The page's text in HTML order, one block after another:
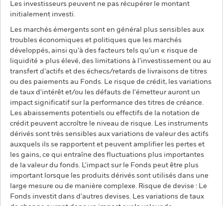
Les investisseurs peuvent ne pas récupérer le montant
initialement investi.
Les marchés émergents sont en général plus sensibles aux
troubles économiques et politiques que les marchés
développés, ainsi qu’à des facteurs tels qu’un « risque de
liquidité » plus élevé, des limitations à l’investissement ou au
transfert d’actifs et des échecs/retards de livraisons de titres
ou des paiements au Fonds. Le risque de crédit, les variations
de taux d'intérêt et/ou les défauts de l'émetteur auront un
impact significatif sur la performance des titres de créance.
Les abaissements potentiels ou effectifs de la notation de
crédit peuvent accroître le niveau de risque. Les instruments
dérivés sont très sensibles aux variations de valeur des actifs
auxquels ils se rapportent et peuvent amplifier les pertes et
les gains, ce qui entraîne des fluctuations plus importantes
de la valeur du fonds. L'impact sur le Fonds peut être plus
important lorsque les produits dérivés sont utilisés dans une
large mesure ou de manière complexe. Risque de devise : Le
Fonds investit dans d'autres devises. Les variations de taux